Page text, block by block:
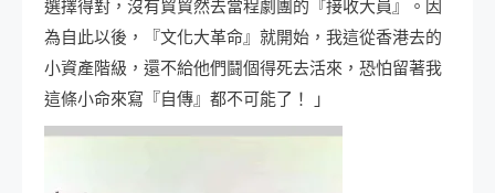
選擇得對，沒有貿貿然去當程劇團的『接收大員』。因
為自此以後，『文化大革命』就開始，我這從香港去的
小資產階級，還不給他們鬪個得死去活來，恐怕留著我
這條小命來寫『自傳』都不可能了！ 」